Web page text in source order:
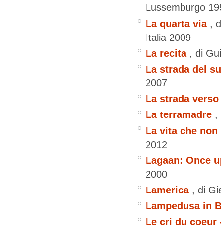
Lussemburgo
La quarta via ,
Italia 2009
La recita , di
La strada del
2007
La strada verso
La terramadre ,
La vita che non
2012
Lagaan: Once
2000
Lamerica , di
Lampedusa in
Le cri du coeur